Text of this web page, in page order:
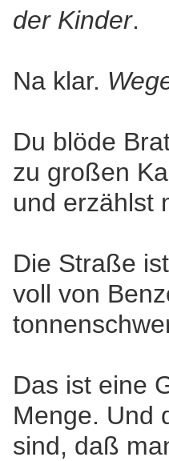
der Kinder.
Na klar.
Du blöde
zu großen
und erzählst
Die Straße
voll von
Das ist eine
Menge. Und
sind, daß